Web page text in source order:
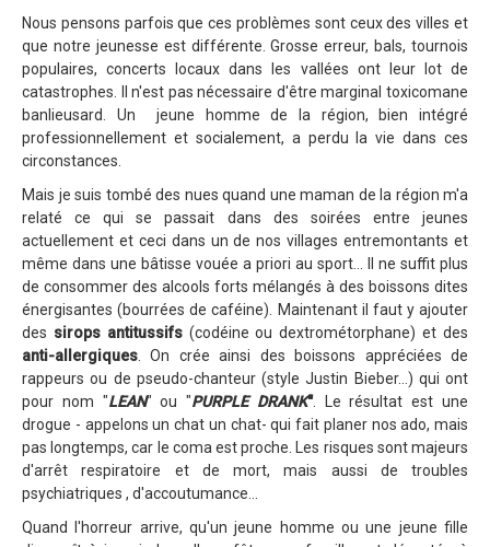
Nous pensons parfois que ces problèmes sont ceux des villes et
que notre jeunesse est différente. Grosse erreur, bals, tournois
populaires, concerts locaux dans les vallées ont leur lot de
catastrophes. Il n'est pas nécessaire d'être marginal toxicomane
banlieusard. Un jeune homme de la région, bien intégré
professionnellement et socialement, a perdu la vie dans ces
circonstances.
Mais je suis tombé des nues quand une maman de la région m'a
relaté ce qui se passait dans des soirées entre jeunes
actuellement et ceci dans un de nos villages entremontants et
même dans une bâtisse vouée a priori au sport... Il ne suffit plus
de consommer des alcools forts mélangés à des boissons dites
énergisantes (bourrées de caféine). Maintenant il faut y ajouter
des sirops antitussifs(codéine ou dextrométorphane) et des
anti-allergiques . On crée ainsi des boissons appréciées de
rappeurs ou de pseudo-chanteur (style Justin Bieber...) qui ont
pour nom "LEAN" ou "PURPLE DRANK". Le résultat est une
drogue - appelons un chat un chat- qui fait planer nos ado, mais
pas longtemps, car le coma est proche. Les risques sont majeurs
d'arrêt respiratoire et de mort, mais aussi de troubles
psychiatriques , d'accoutumance...
Quand l'horreur arrive, qu'un jeune homme ou une jeune fille